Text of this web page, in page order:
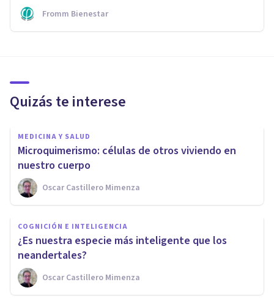
Fromm Bienestar
Quizás te interese
MEDICINA Y SALUD
Microquimerismo: células de otros viviendo en
nuestro cuerpo
Oscar Castillero Mimenza
COGNICIÓN E INTELIGENCIA
¿Es nuestra especie más inteligente que los
neandertales?
Oscar Castillero Mimenza